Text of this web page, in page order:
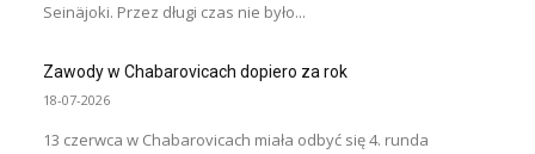
Seinäjoki. Przez długi czas nie było...
Zawody w Chabarovicach dopiero za rok
18-07-2026
13 czerwca w Chabarovicach miała odbyć się 4. runda